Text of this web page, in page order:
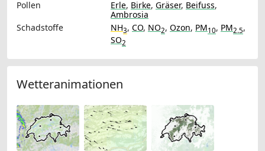
Pollen
Erle, Birke, Gräser, Beifuss,
Ambrosia
Schadstoffe
NH3, CO, NO2, Ozon, PM10, PM2.5,
SO2
Wetteranimationen